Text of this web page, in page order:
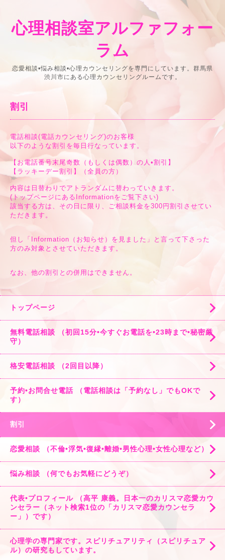
心理相談室アルファフォー
ラム
恋愛相談•悩み相談•心理カウンセリングを専門にしています。群馬県
渋川市にある心理カウンセリングルームです。
割引
電話相談(電話カウンセリング)のお客様
以下のような割引を毎日行なっています。
【お電話番号末尾奇数（もしくは偶数）の人•割引】
【ラッキーデー割引】（全員の方）
内容は日替わりでアトランダムに替わっていきます。
(トップページにあるInformationをご覧下さい)
該当する方は、その日に限り、ご相談料金を300円割引させてい
ただきます。
但し「Information（お知らせ）を見ました」と言って下さった
方のみ対象とさせていただきます。
なお、他の割引との併用はできません。
トップページ
無料電話相談 （初回15分•今すぐお電話を•23時まで•秘密厳
守）
格安電話相談 （2回目以降）
予約•お問合せ電話 （電話相談は「予約なし」でもOKで
す）
割引
恋愛相談 （不倫•浮気•復縁•離婚•男性心理•女性心理など）
悩み相談 （何でもお気軽にどうぞ）
代表•プロフィール （高平 康義。日本一のカリスマ恋愛カウ
ンセラー（ネット検索1位の「カリスマ恋愛カウンセラ
ー」）です）
心理学の専門家です。スピリチュアリティ（スピリチュア
ル）の研究もしています。